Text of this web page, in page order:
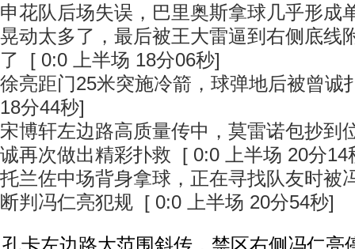
申花队后场失误，巴里奥斯拿球几乎形成
晃动太多了，最后被王大雷逼到右侧底线
了 [ 0:0 上半场 18分06秒]
徐亮距门25米突施冷箭，球弹地后被曾
18分44秒]
宋博轩左边路高质量传中，莫雷诺包抄到
诚再次做出精彩扑救 [ 0:0 上半场 20分14
托兰佐中场背身拿球，正在寻找队友时被
断判冯仁亮犯规 [ 0:0 上半场 20分54秒]